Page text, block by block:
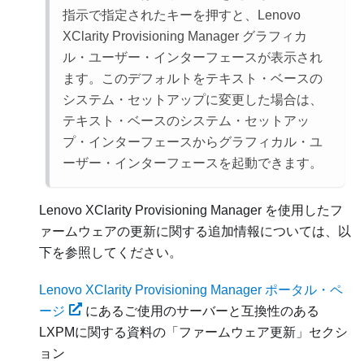
指示で指定されたキーを押すと、
Lenovo
XClarity Provisioning Manager グラフィカ
ル・ユーザー・インターフェースが表示され
ます。このデフォルトをテキスト・ベースの
システム・セットアップに変更した場合は、
テキスト・ベースのシステム・セットアッ
プ・インターフェースからグラフィカル・ユ
ーザー・インターフェースを起動できます。
Lenovo XClarity Provisioning Manager を使用したフ
ァームウェアの更新に関する追加情報については、以
下を参照してください。
Lenovo XClarity Provisioning Manager ポータル・ペ
ージ
にあるご使用のサーバーと互換性のある
LXPMに関する資料の ファームウェア更新
セクシ
ョン